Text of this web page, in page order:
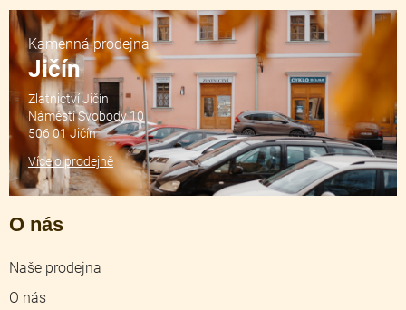
O nás
Naše prodejna
O nás
Kamenná prodejna
Jičín
Zlatnictví Jičín
Náměstí Svobody 10
506 01 Jičín
Více o prodejně